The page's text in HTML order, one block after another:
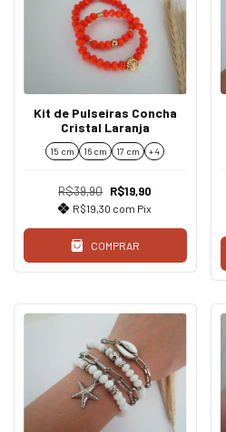
Kit de Pulseiras Concha
Cristal Laranja
15 cm 16 cm 17 cm + 4
R$39,90 R$19,90
R$19,30 com Pix
COMPRAR